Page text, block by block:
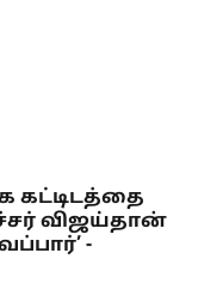
கட்டிடத்தை
விஜய்தான்
-